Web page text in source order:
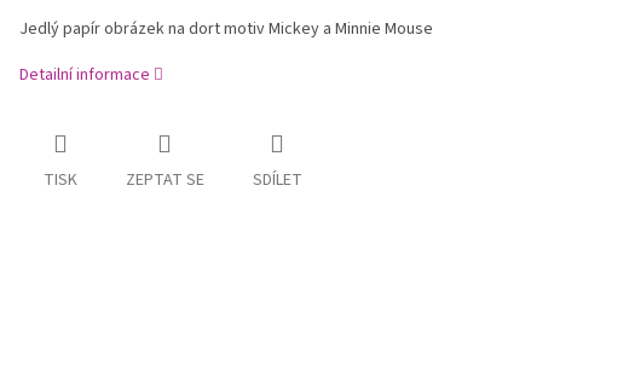
Jedlý papír obrázek na dort motiv Mickey a Minnie Mouse
Detailní informace
TISK ZEPTAT SE SDÍLET